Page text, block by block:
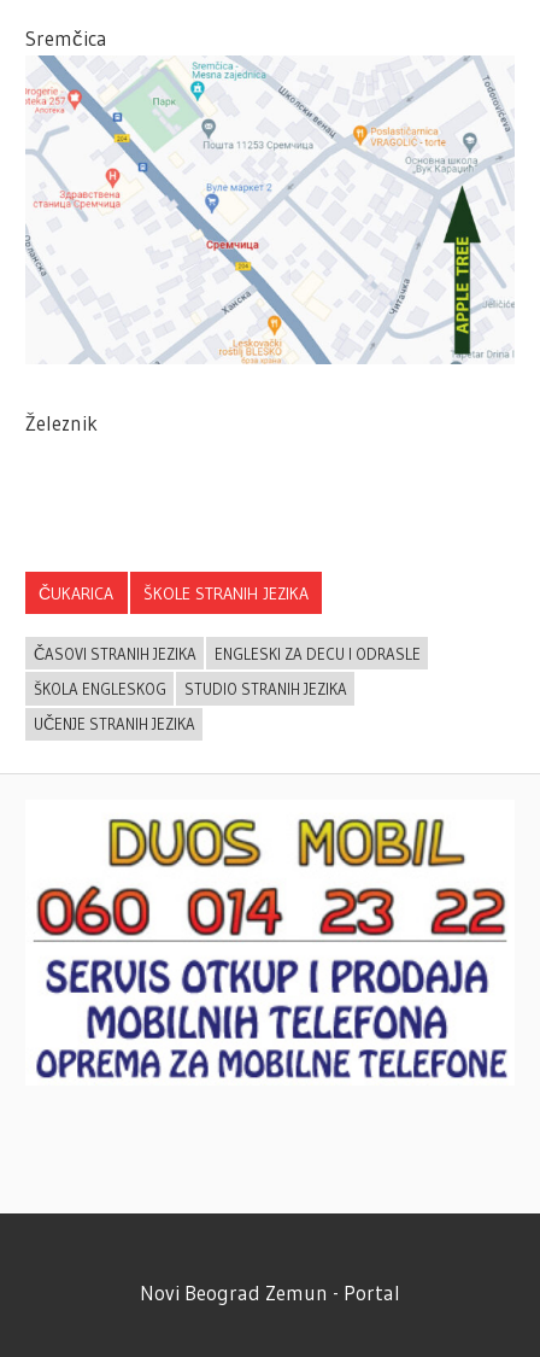
Sremčica
Železnik
ČUKARICA ŠKOLE STRANIH JEZIKA
ČASOVI STRANIH JEZIKA
ENGLESKI ZA DECU I ODRASLE
ŠKOLA ENGLESKOG
STUDIO STRANIH JEZIKA
UČENJE STRANIH JEZIKA
Novi Beograd Zemun - Portal